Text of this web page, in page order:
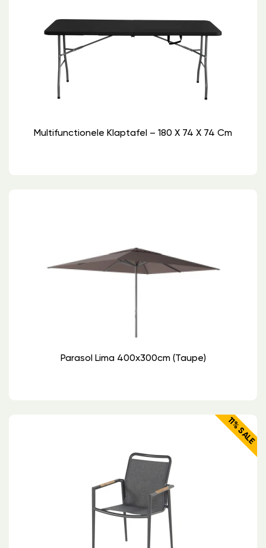
Multifunctionele Klaptafel – 180 X 74 X 74 Cm
Parasol Lima 400x300cm (Taupe)
11% SALE